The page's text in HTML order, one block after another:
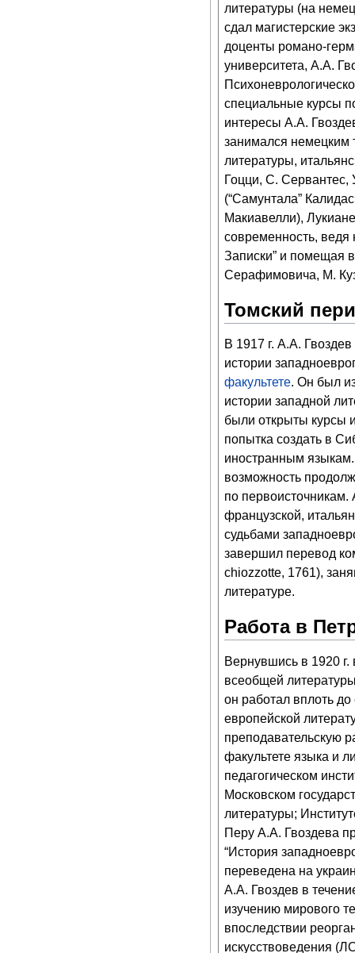
литературы (на
сдал магистерские
доценты романо-
университета, А.А.
специальные курсы
интересы А.А.
занимался немецким
литературы,
Гоцци, С. Сервантес,
(“Самунтала”
Макиавелли),
современность, ведя
Записки” и помещая
Серафимовича, М.
Томский
В 1917 г. А.А.
истории
факультете. Он был
истории западной
были открыты курсы
попытка создать в
иностранным
возможность
по первоисточникам.
французской,
судьбами
завершил перевод
chiozzotte, 1761),
литературе.
Работа в
Вернувшись в 1920
всеобщей
он работал вплоть
европейской
преподавательскую
факультете языка и
педагогическом
Московском
литературы;
Перу А.А. Гвоздева
“История
переведена на
А.А. Гвоздев в
изучению мирового
впоследствии
искусствоведения